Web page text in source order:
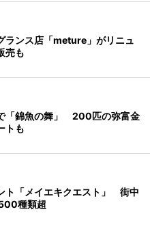
ランス店「meture」がリニュ
売も
「錦魚の舞」 200匹の弥富金
トも
ト「メイエキクエスト」 街中
種類超